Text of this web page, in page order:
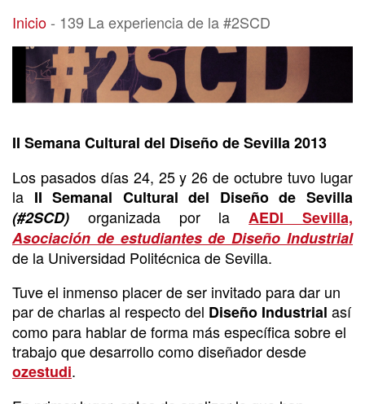
139 La experiencia de la #2SCD
Inicio- 139 La experiencia de la #2SCD
II Semana Cultural del Diseño de Sevilla 2013
Los pasados días 24, 25 y 26 de octubre tuvo lugar
la II Semanal Cultural del Diseño de Sevilla
(#2SCD) organizada por la AEDI Sevilla,
Asociación de estudiantes de Diseño Industrial
de la Universidad Politécnica de Sevilla.
Tuve el inmenso placer de ser invitado para dar un
par de charlas al respecto del Diseño Industrial así
como para hablar de forma más específica sobre el
trabajo que desarrollo como diseñador desde
ozestudi.